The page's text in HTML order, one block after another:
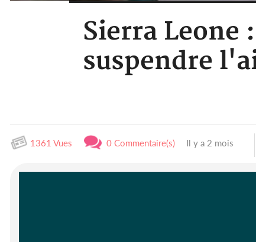
Sierra Leone
suspendre
1361 Vues 0 Commentaire(s) Il y a 2 mois